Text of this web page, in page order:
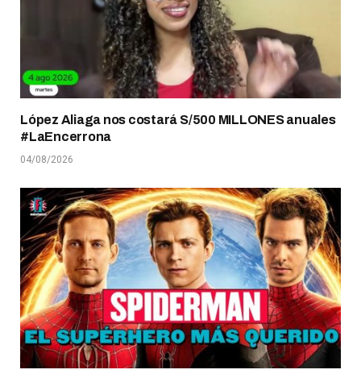
López Aliaga nos costará S/500 MILLONES anuales
#LaEncerrona
04/08/2026